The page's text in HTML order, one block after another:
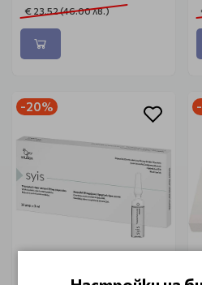
€ 23.52 (46.00 лв.)
-20%